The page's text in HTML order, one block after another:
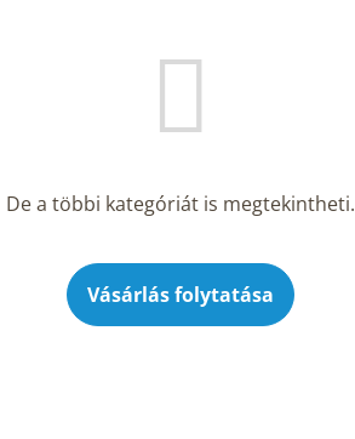
De a többi kategóriát is megtekintheti.
Vásárlás folytatása